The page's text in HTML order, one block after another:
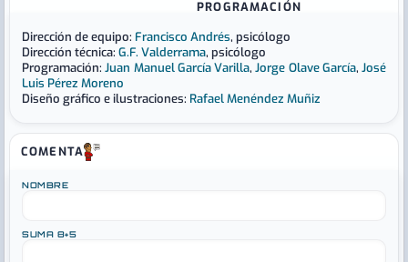
Dirección de equipo: Francisco Andrés, psicólogo
Dirección técnica: G.F. Valderrama, psicólogo
Programación:Juan Manuel García Varilla,Jorge Olave García, José
Luis Pérez Moreno
Diseño gráfico e ilustraciones: Rafael Menéndez Muñiz
COMENTA
NOMBRE
SUMA 8+5